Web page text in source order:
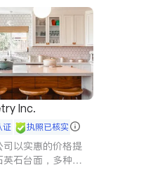
Inc.
证 执照已核实
司以实惠的价格提
石台面，多种优